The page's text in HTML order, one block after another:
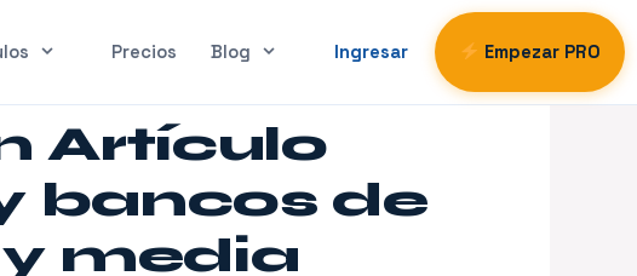
Precios Blog Ingresar Empezar PRO
Artículo
bancos de
media